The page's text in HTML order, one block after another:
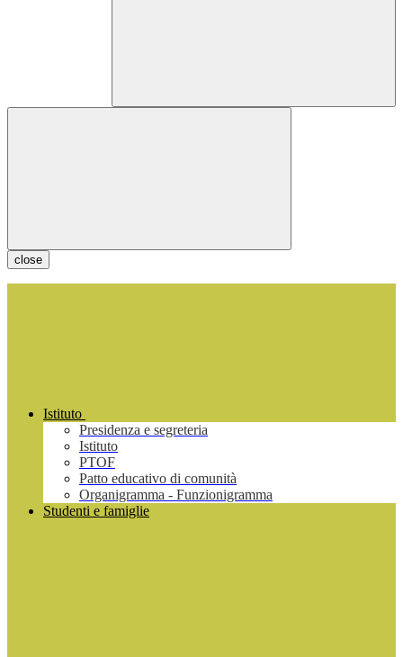
close
Istituto
Presidenza e segreteria
Istituto
PTOF
Patto educativo di comunità
Organigramma - Funzionigramma
Studenti e famiglie